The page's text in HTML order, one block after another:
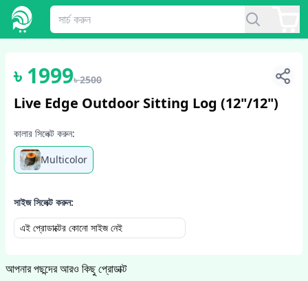
1/3
৳ 1999৳2500
Live Edge Outdoor Sitting Log (12"/12")
কালার সিলেক্ট করুন:
Multicolor
সাইজ সিলেক্ট করুন:
এই প্রোডাক্টের কোনো সাইজ নেই
আপনার পছন্দের আরও কিছু প্রোডাক্ট